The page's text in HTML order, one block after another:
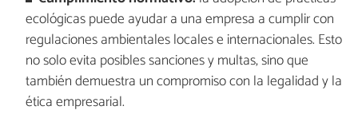
ecológicas puede ayudar a una empresa a cumplir con
regulaciones ambientales locales e internacionales. Esto
no solo evita posibles sanciones y multas, sino que
también demuestra un compromiso con la legalidad y la
ética empresarial.